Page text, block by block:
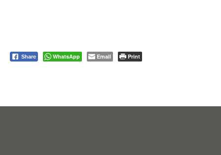
Share WhatsApp Email Print